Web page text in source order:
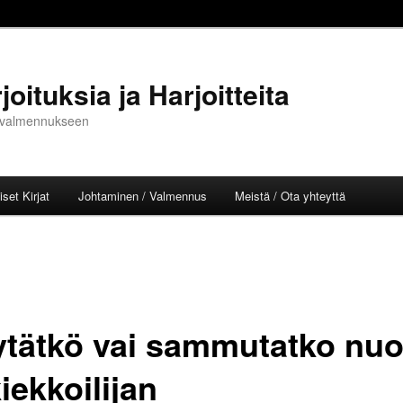
ja Harjoitteita
Kirjat Johtaminen / Valmennus Meistä / Ota yhteyttä
vai sammutatko